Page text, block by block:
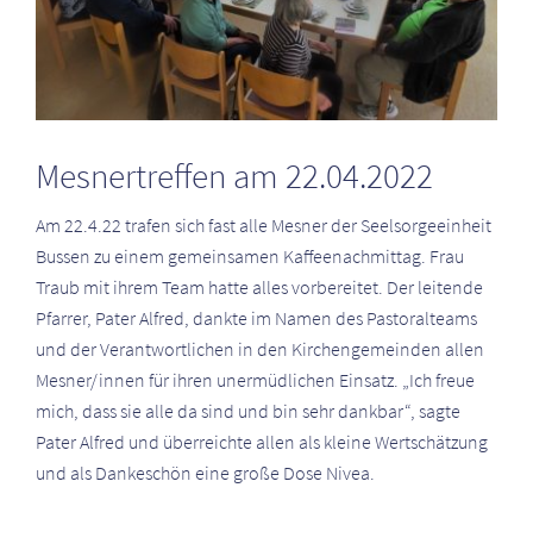
Mesnertreffen am 22.04.2022
Am 22.4.22 trafen sich fast alle Mesner der Seelsorgeeinheit
Bussen zu einem gemeinsamen Kaffeenachmittag. Frau
Traub mit ihrem Team hatte alles vorbereitet. Der leitende
Pfarrer, Pater Alfred, dankte im Namen des Pastoralteams
und der Verantwortlichen in den Kirchengemeinden allen
Mesner/innen für ihren unermüdlichen Einsatz. „Ich freue
mich, dass sie alle da sind und bin sehr dankbar“, sagte
Pater Alfred und überreichte allen als kleine Wertschätzung
und als Dankeschön eine große Dose Nivea.